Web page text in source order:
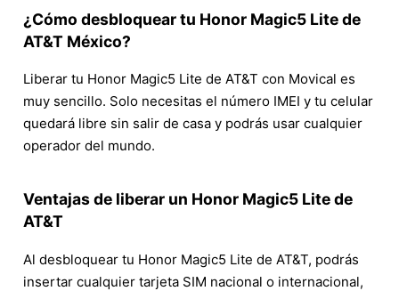
¿Cómo desbloquear tu Honor Magic5 Lite de
AT&T México?
Liberar tu Honor Magic5 Lite de AT&T con Movical es
muy sencillo. Solo necesitas el número IMEI y tu celular
quedará libre sin salir de casa y podrás usar cualquier
operador del mundo.
Ventajas de liberar un Honor Magic5 Lite de
AT&T
Al desbloquear tu Honor Magic5 Lite de AT&T, podrás
insertar cualquier tarjeta SIM nacional o internacional,